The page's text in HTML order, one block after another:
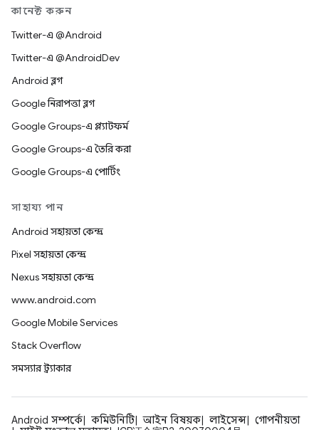
কানেক্ট করুন
Twitter-এ @Android
Twitter-এ @AndroidDev
Android ব্লগ
Google নিরাপত্তা ব্লগ
Google Groups-এ প্ল্যাটফর্ম
Google Groups-এ তৈরি করা
Google Groups-এ পোর্টিং
সাহায্য পান
Android সহায়তা কেন্দ্র
Pixel সহায়তা কেন্দ্র
Nexus সহায়তা কেন্দ্র
www.android.com
Google Mobile Services
Stack Overflow
সমস্যার ট্র্যাকার
Android সম্পর্কে কমিউনিটি আইন বিষয়ক লাইসেন্স
গোপনীয়তা